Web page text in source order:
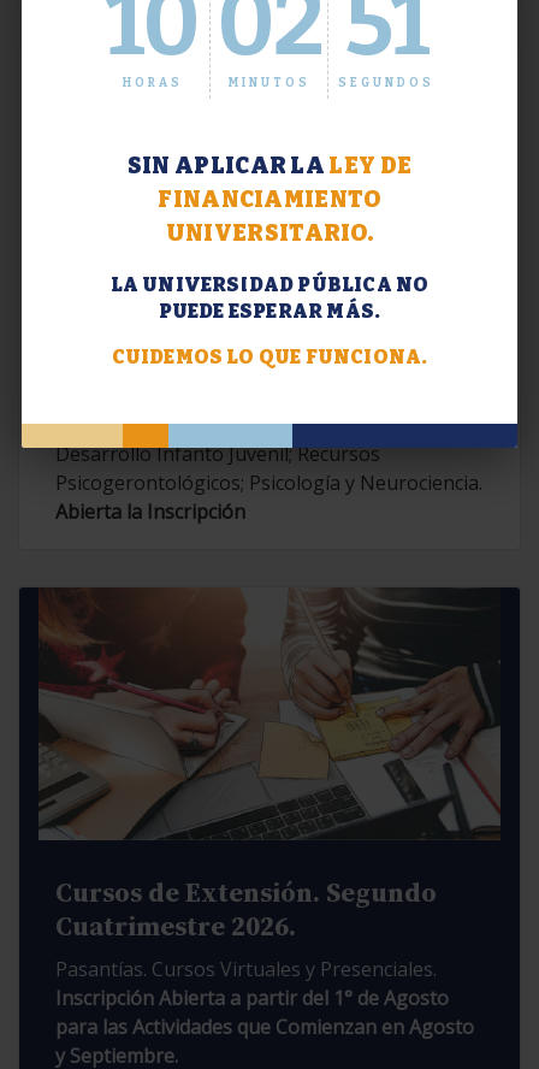
10
HORAS
02
MINUTOS
52
SEGUNDOS
SIN APLICAR LA LEY DE
FINANCIAMIENTO
UNIVERSITARIO.
LA UNIVERSIDAD PÚBLICA NO
PUEDE ESPERAR MÁS.
CUIDEMOS LO QUE FUNCIONA.
Extensión. Diplomaturas 2026.
Contemporáneas; Problemáticas en el
Desarrollo Infanto Juvenil; Recursos
Psicogerontológicos; Psicología y Neurociencia.
Abierta la Inscripción
Cursos de Extensión. Segundo
Cuatrimestre 2026.
Pasantías. Cursos Virtuales y Presenciales.
Inscripción Abierta a partir del 1° de Agosto
para las Actividades que Comienzan en Agosto
y Septiembre.